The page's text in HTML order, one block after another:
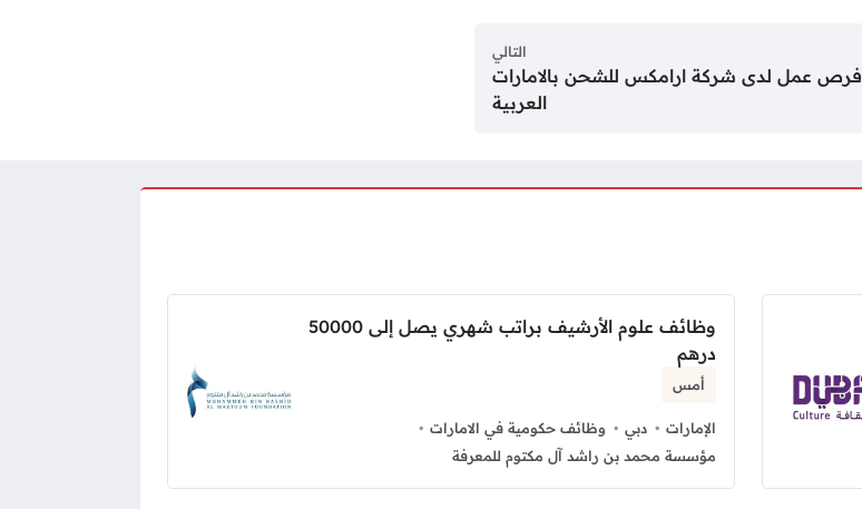
التالي
فرص عمل لدى شركة ارامكس للشحن بالامارات
العربية
وظائف علوم الأرشيف براتب شهري يصل إلى 50000
درهم
أمس
الإمارات دبي
وظائف حكومية في الامارات
مؤسسة محمد بن راشد آل مكتوم للمعرفة